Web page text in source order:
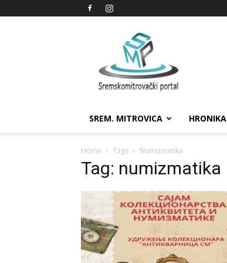
Sremskomitrovački
portal
SREM. MITROVICA HRONIKA
Home Tags Numizmatika
Tag: numizmatika